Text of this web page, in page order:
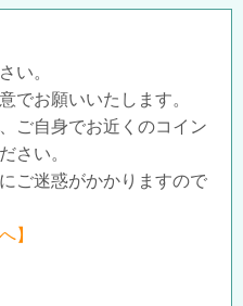
い。
でお願いいたします。
ご自身でお近くのコイン
さい。
迷惑がかかりますので
】